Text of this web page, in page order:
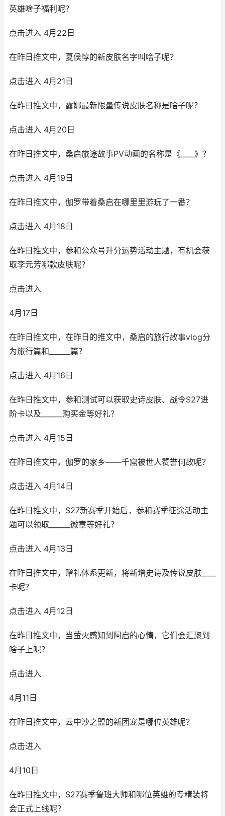
英雄啥子福利呢？
点击进入 4月22日
在昨日推文中，夏侯惇的新皮肤名字叫啥子呢？
点击进入 4月21日
在昨日推文中，露娜最新限量传说皮肤名称是啥子呢？
点击进入 4月20日
在昨日推文中，桑启旅途故事PV动画的名称是《____》？
点击进入 4月19日
在昨日推文中，伽罗带着桑启在哪里里游玩了一番？
点击进入 4月18日
在昨日推文中，参和公众号升分运势活动主题，有机会获
取李元芳哪款皮肤呢？
点击进入
4月17日
在昨日推文中，在昨日的推文中，桑启的旅行故事vlog分
为旅行篇和______篇？
点击进入 4月16日
在昨日推文中，参和测试可以获取史诗皮肤、战令S27进
阶卡以及______购买金等好礼？
点击进入 4月15日
在昨日推文中，伽罗的家乡——千窟被世人赞誉何故呢？
点击进入 4月14日
在昨日推文中，S27新赛季开始后，参和赛季征途活动主
题可以领取______徽章等好礼？
点击进入 4月13日
在昨日推文中，赠礼体系更新，将新增史诗及传说皮肤____
卡呢？
点击进入 4月12日
在昨日推文中，当萤火感知到阿启的心情，它们会汇聚到
啥子上呢？
点击进入
4月11日
在昨日推文中，云中沙之盟的新团宠是哪位英雄呢？
点击进入
4月10日
在昨日推文中，S27赛季鲁班大师和哪位英雄的专精装将
会正式上线呢？